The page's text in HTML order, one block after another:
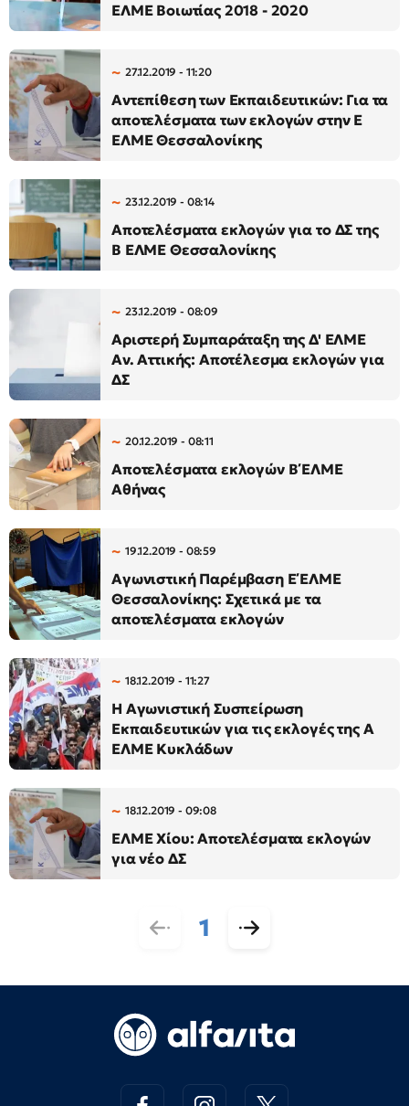
ΕΛΜΕ Βοιωτίας 2018 - 2020
27.12.2019 - 11:20
Αντεπίθεση των Εκπαιδευτικών: Για τα
αποτελέσματα των εκλογών στην Ε
ΕΛΜΕ Θεσσαλονίκης
23.12.2019 - 08:14
Αποτελέσματα εκλογών για το ΔΣ της
Β ΕΛΜΕ Θεσσαλονίκης
23.12.2019 - 08:09
Αριστερή Συμπαράταξη της Δ' ΕΛΜΕ
Αν. Αττικής: Αποτέλεσμα εκλογών για
ΔΣ
20.12.2019 - 08:11
Αποτελέσματα εκλογών Β΄ΕΛΜΕ
Αθήνας
19.12.2019 - 08:59
Αγωνιστική Παρέμβαση Ε΄ΕΛΜΕ
Θεσσαλονίκης: Σχετικά με τα
αποτελέσματα εκλογών
18.12.2019 - 11:27
Η Αγωνιστική Συσπείρωση
Εκπαιδευτικών για τις εκλογές της Α
ΕΛΜΕ Κυκλάδων
18.12.2019 - 09:08
ΕΛΜΕ Χίου: Αποτελέσματα εκλογών
για νέο ΔΣ
1